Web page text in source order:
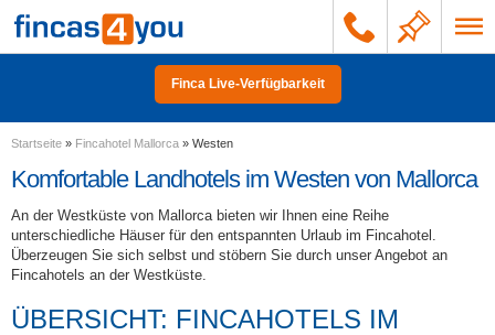
Finca Live-Verfügbarkeit
Startseite » Fincahotel Mallorca » Westen
Komfortable Landhotels im Westen von Mallorca
An der Westküste von Mallorca bieten wir Ihnen eine Reihe
unterschiedliche Häuser für den entspannten Urlaub im Fincahotel.
Überzeugen Sie sich selbst und stöbern Sie durch unser Angebot an
Fincahotels an der Westküste.
ÜBERSICHT: FINCAHOTELS IM